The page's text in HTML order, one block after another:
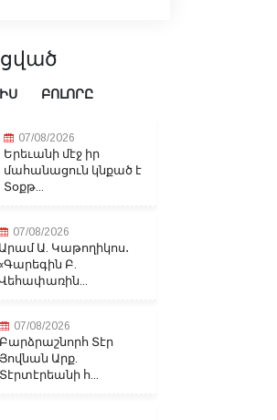
ԲՈԼՈՐԸ
07/08/2026
Երեւանի մէջ իր
մահանացուն կնքած է
Տօքթ...
07/08/2026
Արամ Ա. Կաթողիկոս․
Բ.
07/08/2026
Բարձրաշնորհ Տէր
Յովնան Արք.
Տէրտէրեանի հ...